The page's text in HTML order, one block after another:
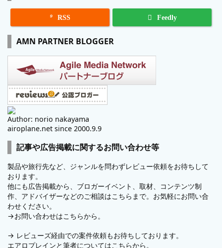
 RSS Feedly
AMN PARTNER BLOGGER
Author: norio nakayama
airoplane.net since 2000.9.9
記事や広告掲載に関するお問い合わせ等
製品や旅行先など、ジャンルを問わずレビュー依頼をお待ちして
おります。
他にも広告掲載から、ブロガーイベント、取材、コンテンツ制
作、アドバイザーなどのご相談はこちらまで。お気軽にお問い合
わせください。
→お問い合わせはこちらから。
→ レビューズ経由での案件依頼もお待ちしております。
エアロプレインと筆者についてはこちらから。